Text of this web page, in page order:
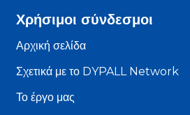
Χρήσιμοι σύνδεσμοι
Αρχική σελίδα
Σχετικά με το DYPALL Network
Το έργο μας